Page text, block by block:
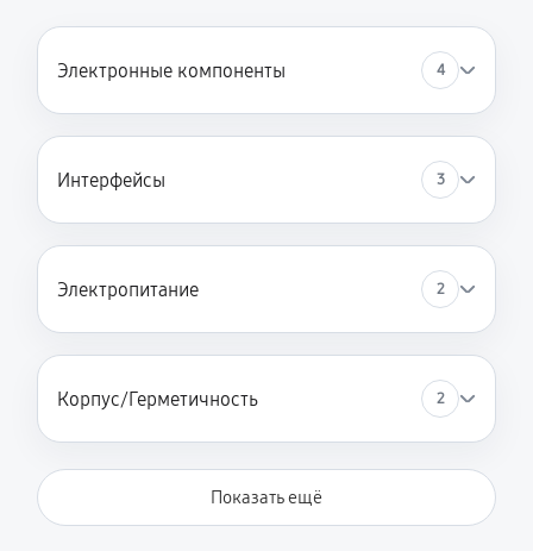
Электронные компоненты 4
Интерфейсы 3
Электропитание 2
Корпус/Герметичность 2
Показать ещё